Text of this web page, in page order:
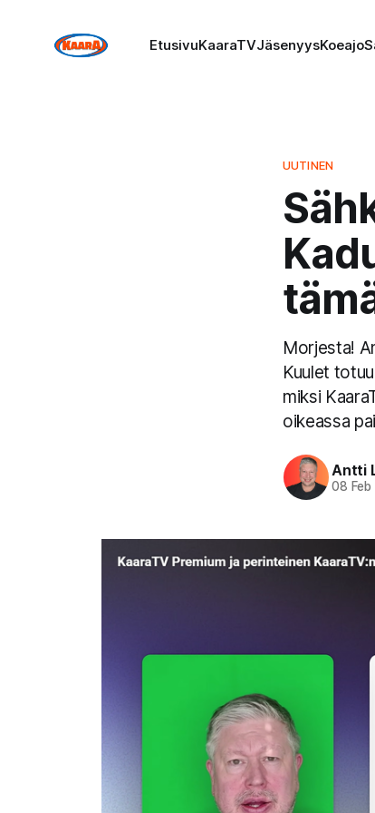
EtusivuKaaraTVJäsenyysKoeajo
UUTINEN
Morjesta!
Kuulet
miksi
oikeassa
Antti
08 Feb